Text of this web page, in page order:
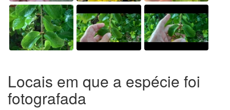
Locais em que a espécie foi
fotografada